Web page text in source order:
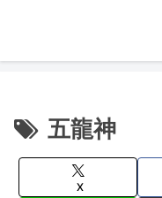
五龍神
X